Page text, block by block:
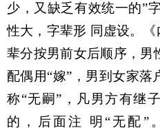
少，又缺乏有效统一的”
性大，字辈形 同虚设。
辈分按男前女后顺序，男
配偶用“嫁”，男到女家落
称“无嗣”，凡男方有继
的，后面注 明“无配”